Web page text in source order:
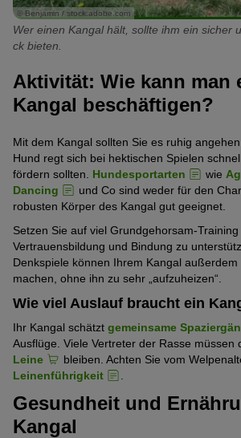
© Benjamin / stock.adobe.com
Wer einen Kangal hält, sollte ihm ein sicher
ck bieten.
Aktivität: Wie kann man
Kangal beschäftigen?
Mit dem Kangal sollten Sie es ruhig
Hund regt sich bei hektischen Spielen
fördern sollten. Hundesportarten wie
Dancing
und Co sind weder für den
robusten Körper des Kangal gut geeignet.
Setzen Sie auf viel Grundgehorsam-Training
Vertrauensbildung und Bindung zu
Denkspiele können Ihrem Kangal
machen, ohne ihn zu sehr „aufzuheizen“.
Wie viel Auslauf braucht ein
Ihr Kangal schätzt gemeinsame
Ausflüge. Viele Vertreter der Rasse müssen
Leine
bleiben. Achten Sie vom
Leinenführigkeit
Gesundheit und
Kangal